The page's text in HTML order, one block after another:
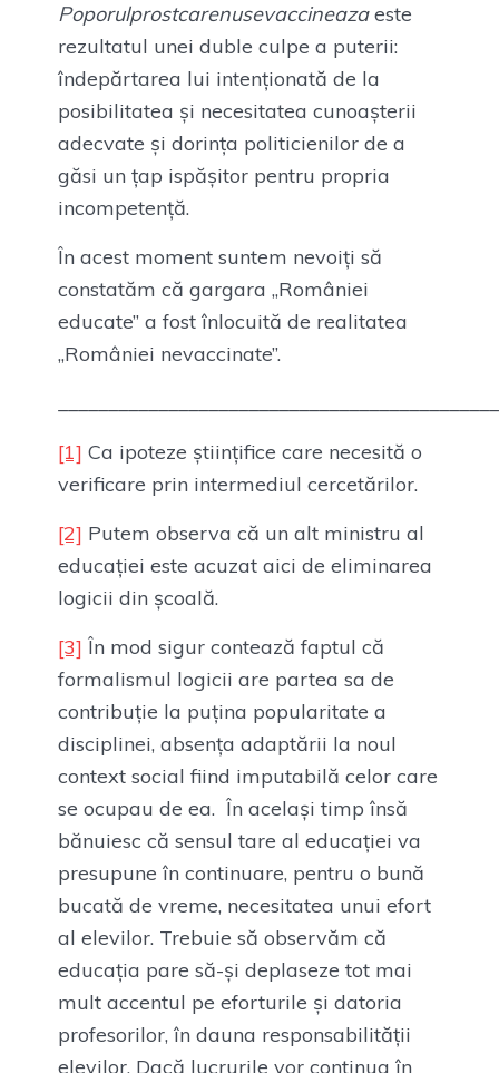
Poporulprostcarenusevaccineazaeste
rezultatul unei duble culpe a puterii:
îndepărtarea lui intenționată de la
posibilitatea și necesitatea cunoașterii
adecvate și dorința politicienilor de a
găsi un țap ispășitor pentru propria
incompetență.
În acest moment suntem nevoiți să
constatăm că gargara „României
educate” a fost înlocuită de realitatea
„României nevaccinate”.
[1] Ca ipoteze științifice care necesită o
verificare prin intermediul cercetărilor.
[2] Putem observa că un alt ministru al
educației este acuzat aici de eliminarea
logicii din școală.
[3] În mod sigur contează faptul că
formalismul logicii are partea sa de
contribuție la puțina popularitate a
disciplinei, absența adaptării la noul
context social fiind imputabilă celor care
se ocupau de ea. În același timp însă
bănuiesc că sensul tare al educației va
presupune în continuare, pentru o bună
bucată de vreme, necesitatea unui efort
al elevilor. Trebuie să observăm că
educația pare să-și deplaseze tot mai
mult accentul pe eforturile și datoria
profesorilor, în dauna responsabilității
elevilor. Dacă lucrurile vor continua în